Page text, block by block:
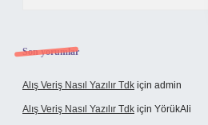
Son yorumlar
Alış Veriş Nasıl Yazılır Tdk için admin
Alış Veriş Nasıl Yazılır Tdk için YörükAli